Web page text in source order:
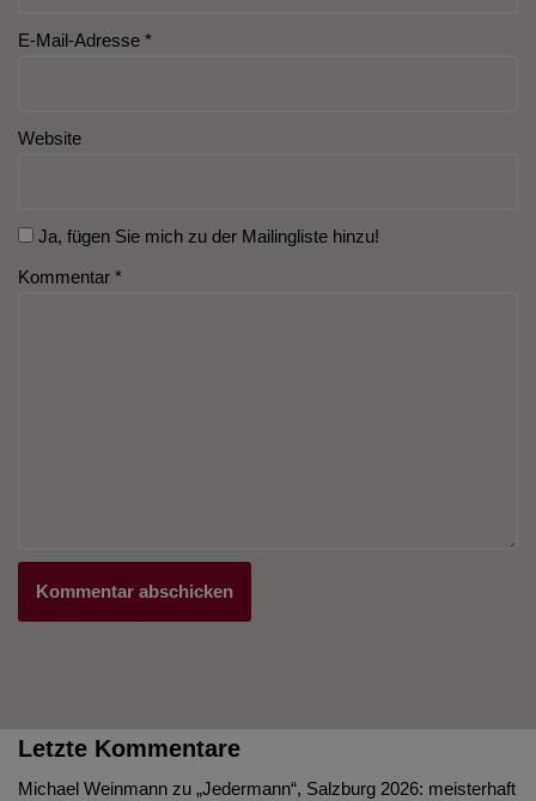
E-Mail-Adresse *
Website
Ja, fügen Sie mich zu der Mailingliste hinzu!
Kommentar *
Letzte Kommentare
Michael Weinmann zu „Jedermann“, Salzburg 2026: meisterhaft